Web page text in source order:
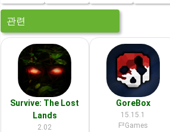
관련
Survive: The Lost
Lands
2.02
GoreBox
15.15.1
F²Games